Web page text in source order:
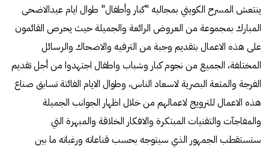
ينتعش المسرح الكويتي بمجاليه "كبار وأطفال" طوال ايام عيدالاضحى
المبارك بمجموعة من العروض الرائعة والجميلة حيث يحرص القائمون
على هذه الاعمال بتقديم وجبة من الترفيه والاضحاك والرسائل
المختلفة، الجميع من نجوم كبار وشباب واطفال اجتهدوا من أجل تقديم
الفرجة والمتعة البصرية لاسعاد الناس، وطوال الايام الفائتة تسابق صناع
هذه الاعمال للترويج لاعمالهم من خلال اظهار الجوانب الجميلة
والمفاجآت والتقنيات المبتكرة والافكار الخلاقة والمبهرة التي
ستستقطب الجمهور الذي سيتوجه بحسب قناعاته ورغباته ما بين